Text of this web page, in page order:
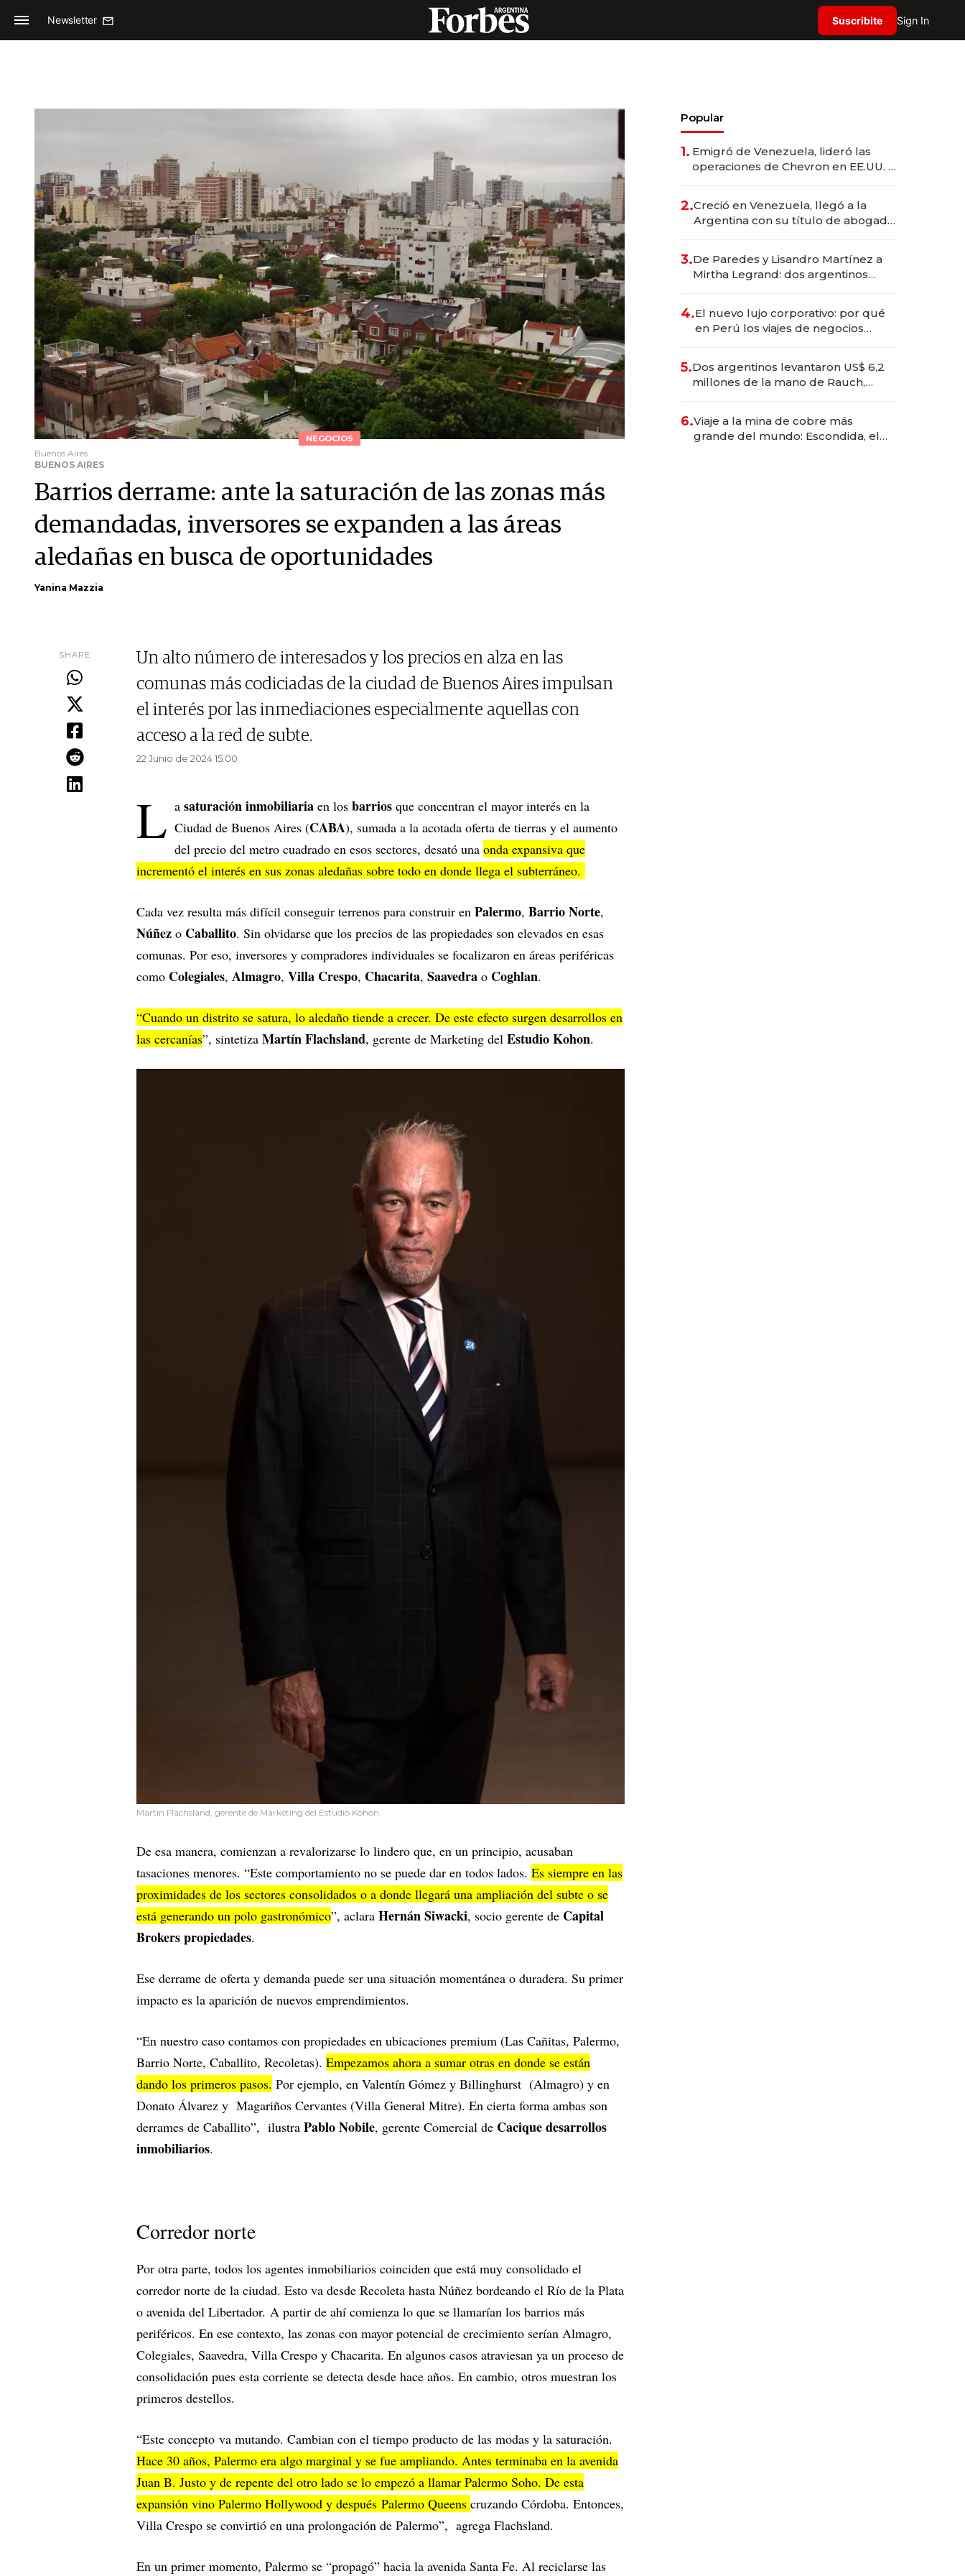
Newsletter Suscribite Sign In
NEGOCIOS
Buenos Aires
BUENOS AIRES
Barrios derrame: ante la saturación de las zonas más
demandadas, inversores se expanden a las áreas
aledañas en busca de oportunidades
Yanina Mazzia
SHARE
Un alto número de interesados y los precios en alza en las
comunas más codiciadas de la ciudad de Buenos Aires impulsan
el interés por las inmediaciones especialmente aquellas con
acceso a la red de subte.
22 Junio de 2024 15.00
L a saturación inmobiliaria en los barrios que concentran el mayor interés en la
Ciudad de Buenos Aires (CABA), sumada a la acotada oferta de tierras y el aumento
del precio del metro cuadrado en esos sectores, desató una onda expansiva que
incrementó el interés en sus zonas aledañas sobre todo en donde llega el subterráneo.
Cada vez resulta más difícil conseguir terrenos para construir en Palermo, Barrio Norte,
Núñez o Caballito. Sin olvidarse que los precios de las propiedades son elevados en esas
comunas. Por eso, inversores y compradores individuales se focalizaron en áreas periféricas
como Colegiales, Almagro, Villa Crespo, Chacarita, Saavedra o Coghlan.
“Cuando un distrito se satura, lo aledaño tiende a crecer. De este efecto surgen desarrollos en
las cercanías”, sintetiza Martín Flachsland, gerente de Marketing del Estudio Kohon.
Martín Flachsland, gerente de Marketing del Estudio Kohon.
De esa manera, comienzan a revalorizarse lo lindero que, en un principio, acusaban
tasaciones menores. “Este comportamiento no se puede dar en todos lados. Es siempre en las
proximidades de los sectores consolidados o a donde llegará una ampliación del subte o se
está generando un polo gastronómico”, aclara Hernán Siwacki, socio gerente de Capital
Brokers propiedades.
Ese derrame de oferta y demanda puede ser una situación momentánea o duradera. Su primer
impacto es la aparición de nuevos emprendimientos.
“En nuestro caso contamos con propiedades en ubicaciones premium (Las Cañitas, Palermo,
Barrio Norte, Caballito, Recoletas). Empezamos ahora a sumar otras en donde se están
dando los primeros pasos. Por ejemplo, en Valentín Gómez y Billinghurst (Almagro) y en
Donato Álvarez y Magariños Cervantes (Villa General Mitre). En cierta forma ambas son
derrames de Caballito”, ilustra Pablo Nobile, gerente Comercial de Cacique desarrollos
inmobiliarios.
Corredor norte
Por otra parte, todos los agentes inmobiliarios coinciden que está muy consolidado el
corredor norte de la ciudad. Esto va desde Recoleta hasta Núñez bordeando el Río de la Plata
o avenida del Libertador. A partir de ahí comienza lo que se llamarían los barrios más
periféricos. En ese contexto, las zonas con mayor potencial de crecimiento serían Almagro,
Colegiales, Saavedra, Villa Crespo y Chacarita. En algunos casos atraviesan ya un proceso de
consolidación pues esta corriente se detecta desde hace años. En cambio, otros muestran los
primeros destellos.
“Este concepto va mutando. Cambian con el tiempo producto de las modas y la saturación.
Hace 30 años, Palermo era algo marginal y se fue ampliando. Antes terminaba en la avenida
Juan B. Justo y de repente del otro lado se lo empezó a llamar Palermo Soho. De esta
expansión vino Palermo Hollywood y después Palermo Queens cruzando Córdoba. Entonces,
Villa Crespo se convirtió en una prolongación de Palermo”, agrega Flachsland.
En un primer momento, Palermo se “propagó” hacia la avenida Santa Fe. Al reciclarse las
Popular
1. Emigró de Venezuela, lideró las
operaciones de Chevron en EE.UU. y
2.Creció en Venezuela, llegó a la
Argentina con su título de abogado
marcas "fast premium"
3.De Paredes y Lisandro Martínez a
Mirtha Legrand: dos argentinos
4.El nuevo lujo corporativo: por qué
en Perú los viajes de negocios
transformadoras
5.Dos argentinos levantaron US$ 6,2
millones de la mano de Rauch,
6.Viaje a la mina de cobre más
grande del mundo: Escondida, el